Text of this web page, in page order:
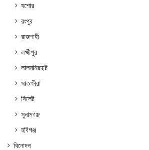
যশোর
রংপুর
রাজশাহী
লক্ষ্মীপুর
লালমনিরহাট
সাতক্ষীরা
সিলেট
সুনামগঞ্জ
হবিগঞ্জ
বিনোদন